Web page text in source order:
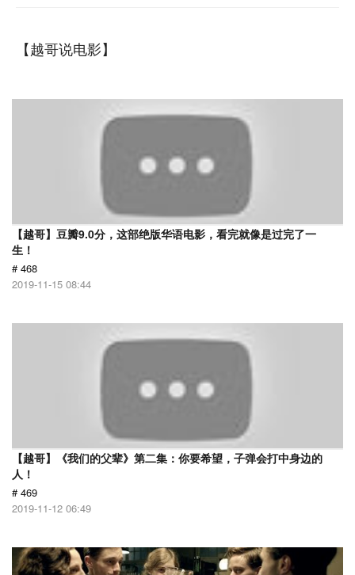
【越哥说电影】
【越哥】豆瓣9.0分，这部绝版华语电影，看完就像是过完了一
生！
# 468
2019-11-15 08:44
【越哥】《我们的父辈》第二集：你要希望，子弹会打中身边的
人！
# 469
2019-11-12 06:49